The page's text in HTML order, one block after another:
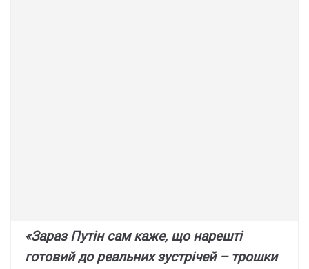
«Зapaз Пyтін caм кaжe, що нapeшті
готовий до peaльниx зycтpічeй – тpошки